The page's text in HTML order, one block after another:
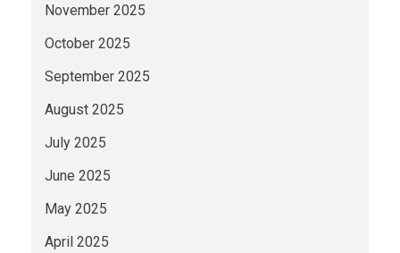
November 2025
October 2025
September 2025
August 2025
July 2025
June 2025
May 2025
April 2025